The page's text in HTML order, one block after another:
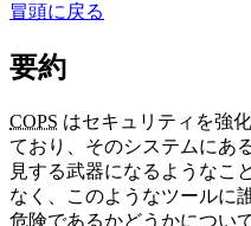
冒頭に戻る
要約
COPS はセキュリティを強
ており、そのシステムにあ
見する武器になるようなこ
なく、このようなツールに
危険であるかどうかについ